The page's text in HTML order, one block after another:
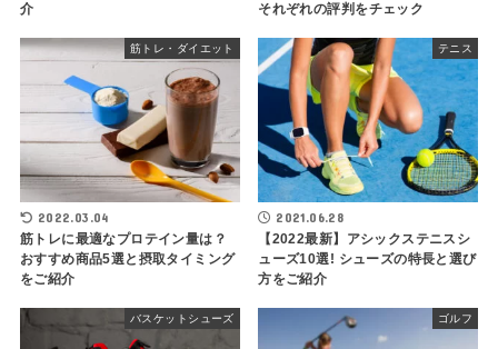
介
それぞれの評判をチェック
筋トレ・ダイエット
2022.03.04
筋トレに最適なプロテイン量は？
おすすめ商品5選と摂取タイミング
をご紹介
テニス
2021.06.28
【2022最新】アシックステニスシ
ューズ10選! シューズの特長と選び
方をご紹介
バスケットシューズ ゴルフ